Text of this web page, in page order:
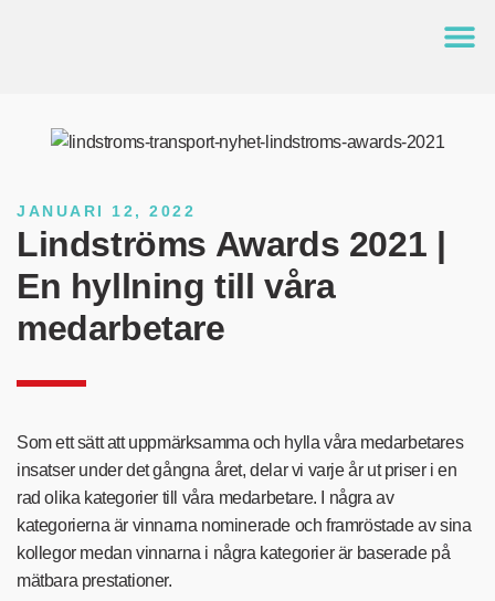
JANUARI 12, 2022
Lindströms Awards 2021 |
En hyllning till våra
medarbetare
Som ett sätt att uppmärksamma och hylla våra medarbetares
insatser under det gångna året, delar vi varje år ut priser i en
rad olika kategorier till våra medarbetare. I några av
kategorierna är vinnarna nominerade och framröstade av sina
kollegor medan vinnarna i några kategorier är baserade på
mätbara prestationer.